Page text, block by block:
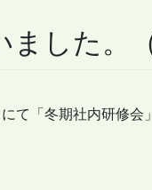
した。
て「冬期社内研修会